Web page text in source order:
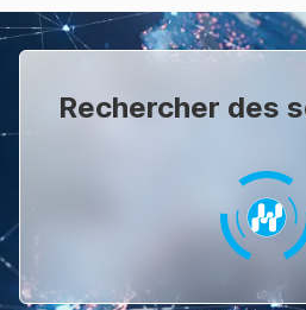
Rechercher des